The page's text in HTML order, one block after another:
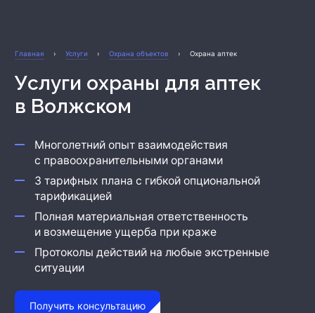
Главная › Услуги › Охрана объектов › Охрана аптек
Услуги охраны для аптек
в Волжском
Многолетний опыт взаимодействия
с правоохранительными органами
3 тарифных плана с гибкой опциональной
тарификацией
Полная материальная ответственность
и возмещение ущерба при краже
Протоколы действий на любые экстренные
ситуации
Получить консультацию